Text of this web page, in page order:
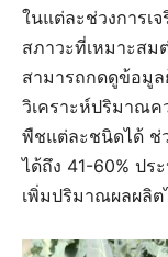
ในแต่ละช่วงการเ
สภาวะที่เหมาะสม
สามารถกดดูข้อมู
วิเคราะห์ปริมาณค
พืชแต่ละชนิดได้ ช่
ได้ถึง 41-60% ปร
เพิ่มปริมาณผลผลิต